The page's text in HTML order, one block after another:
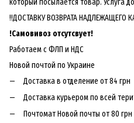
!!ДОСТАВКУ ВОЗВРАТА НАДЛЕЖАЩЕГО
!Самовивоз отсутсвует!
Работаем с ФЛП и НДС
Новой почтой по Украине
Доставка в отделение от 84 грн
Доставка курьером по всей
Почтомат Новой почты от 80 грн